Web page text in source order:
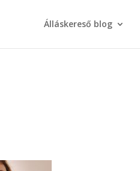
Álláskereső blog